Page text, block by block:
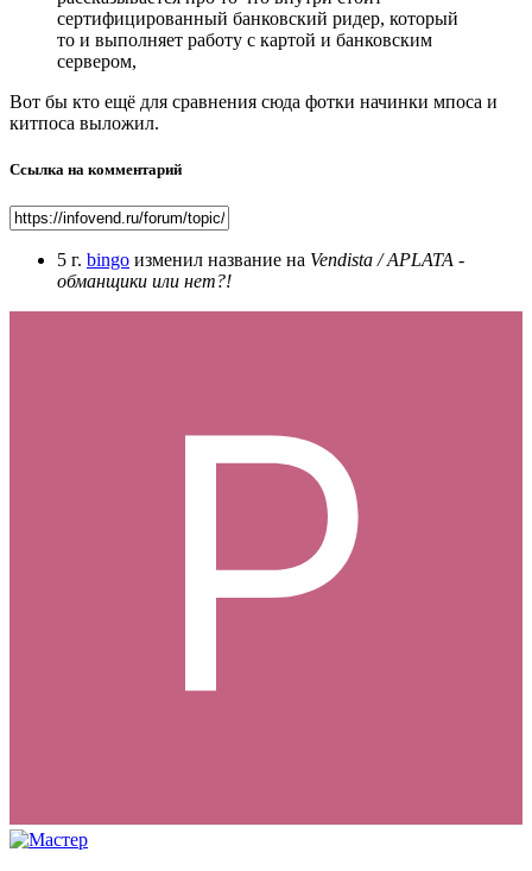
сертифицированный банковский ридер, который
то и выполняет работу с картой и банковским
сервером,
Вот бы кто ещё для сравнения сюда фотки начинки мпоса и
китпоса выложил.
Ссылка на комментарий
5 г. bingo изменил название на Vendista / APLATA -
обманщики или нет?!